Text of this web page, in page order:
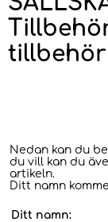
tillbehör
Nedan kan du
du vill kan du
artikeln.
Ditt namn
Ditt namn: